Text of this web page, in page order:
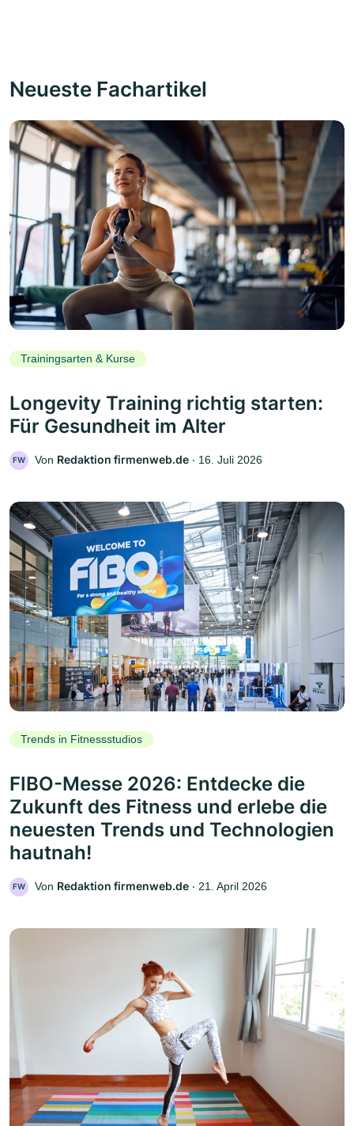
Neueste Fachartikel
Trainingsarten & Kurse
Longevity Training richtig starten:
Für Gesundheit im Alter
FW Von Redaktion firmenweb.de ‧ 16. Juli 2026
Trends in Fitnessstudios
FIBO-Messe 2026: Entdecke die
Zukunft des Fitness und erlebe die
neuesten Trends und Technologien
hautnah!
FW Von Redaktion firmenweb.de ‧ 21. April 2026